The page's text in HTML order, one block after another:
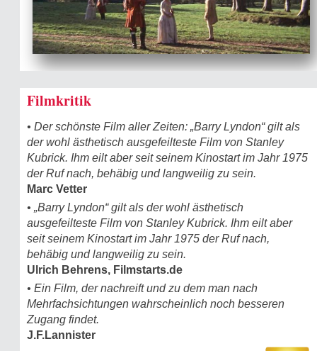
Filmkritik
• Der schönste Film aller Zeiten: „Barry Lyndon“ gilt als
der wohl ästhetisch ausgefeilteste Film von Stanley
Kubrick. Ihm eilt aber seit seinem Kinostart im Jahr 1975
der Ruf nach, behäbig und langweilig zu sein.
Marc Vetter
• „Barry Lyndon“ gilt als der wohl ästhetisch
ausgefeilteste Film von Stanley Kubrick. Ihm eilt aber
seit seinem Kinostart im Jahr 1975 der Ruf nach,
behäbig und langweilig zu sein.
Ulrich Behrens, Filmstarts.de
• Ein Film, der nachreift und zu dem man nach
Mehrfachsichtungen wahrscheinlich noch besseren
Zugang findet.
J.F.Lannister